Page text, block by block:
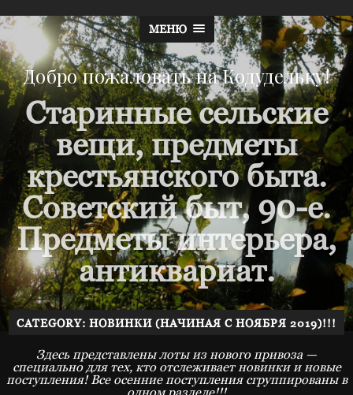
МЕНЮ
Добро пожаловать на Кодудельку!
Старинные сельские
вещи, предметы
крестьянского быта.
Советский быт, 90-е.
Предметы интерьера,
антиквариат.
CATEGORY: НОВИНКИ (НАЧИНАЯ С НОЯБРЯ 2019)!!!
Здесь представлены лоты из нового привоза —
специально для тех, кто отслеживает новинки и новые
поступления! Все осенние поступления сгруппированы в
одном разделе!!!